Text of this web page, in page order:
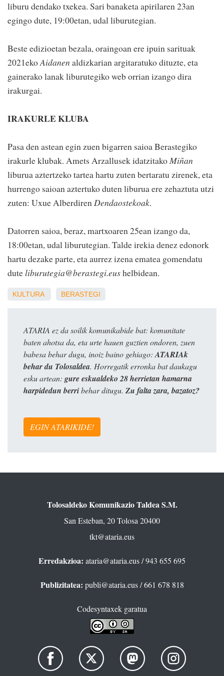
liburu dendako txekea. Sari banaketa apirilaren 23an
egingo dute, 19:00etan, udal liburutegian.
Beste edizioetan bezala, oraingoan ere ipuin sarituak
2021ekoAidanen aldizkarian argitaratuko dituzte, eta
gainerako lanak liburutegiko web orrian izango dira
irakurgai.
IRAKURLE KLUBA
Pasa den astean egin zuen bigarren saioa Berastegiko
irakurle klubak. Amets Arzallusek idatzitako Miñan
liburua aztertzeko tartea hartu zuten bertaratu zirenek, eta
hurrengo saioan aztertuko duten liburua ere zehaztuta utzi
zuten: Uxue Alberdiren Dendaostekoak.
Datorren saioa, beraz, martxoaren 25ean izango da,
18:00etan, udal liburutegian. Talde irekia denez edonork
hartu dezake parte, eta aurrez izena ematea gomendatu
duteliburutegia@berastegi.eushelbidean.
KULTURA BERASTEGI
ATARIA ez da soilik komunikabide bat: komunitate
baten ahotsa da, eta urte hauen guztien ondoren, zuen
babesa behar dugu, inoiz baino gehiago:ATARIAk
behar du Tolosaldea. Horregatik erronka bat daukagu
esku artean: gure eskualdeko 28 herrietan hamarna
harpidedun berribehar ditugu. Zu falta zara, bazatoz?
EGIN ATARIKIDE!
Tolosaldeko Komunikazio Taldea S.M.
San Esteban, 20 Tolosa 20400
tkt@ataria.eus
Erredakzioa: ataria@ataria.eus/ 943 655 695
Publizitatea: publi@ataria.eus/ 661 678 818
Codesyntaxek garatua